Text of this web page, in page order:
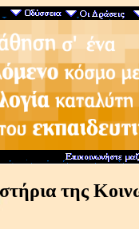
της